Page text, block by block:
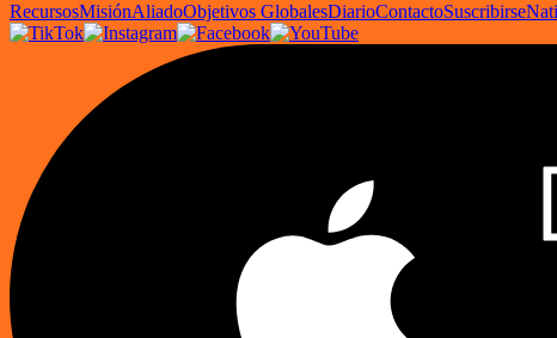
RecursosMisiónAliadoObjetivos GlobalesDiarioContactoSuscribirse